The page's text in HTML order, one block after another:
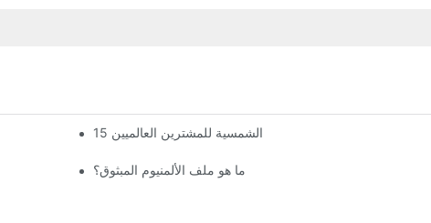
أنواع الألمنيوم المبثوق للغرف الشمسية للمشترين العالميين
ما هو ملف الألمنيوم المبثوق؟